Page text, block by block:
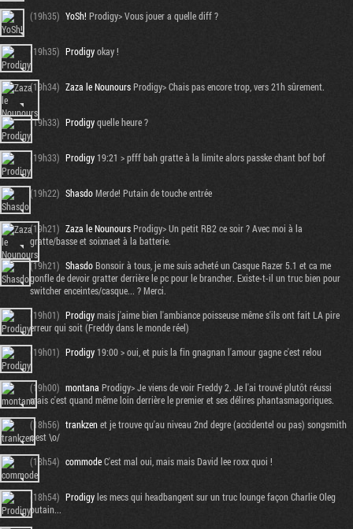
(19h35) YoSh! Prodigy> Vous jouer a quelle diff ?
(19h35) Prodigyokay !
(19h34) Zaza le NounoursProdigy> Chais pas encore trop, vers 21h sûrement.
(19h33) Prodigyquelle heure ?
(19h33) Prodigy19:21 > pfff bah gratte à la limite alors passke chant bof bof
(19h22) ShasdoMerde! Putain de touche entrée
(19h21) Zaza le NounoursProdigy> Un petit RB2 ce soir ? Avec moi à la
gratte/basse et soixnaet à la batterie.
(19h21) ShasdoBonsoir à tous, je me suis acheté un Casque Razer 5.1 et ca me
gonfle de devoir gratter derrière le pc pour le brancher. Existe-t-il un truc bien pour
switcher enceintes/casque... ? Merci.
(19h01) Prodigymais j'aime bien l'ambiance poisseuse même s'ils ont fait LA pire
erreur qui soit (Freddy dans le monde réel)
(19h01) Prodigy19:00 > oui, et puis la fin gnagnan l'amour gagne c'est relou
(19h00) montana Prodigy> Je viens de voir Freddy 2. Je l'ai trouvé plutôt réussi
mais c'est quand même loin derrière le premier et ses délires phantasmagoriques.
(18h56) trankzenet je trouve qu'au niveau 2nd degre (accidentel ou pas) songsmith
c'est \o/
(18h54) commodeC'est mal oui, mais mais David lee roxx quoi !
(18h54) Prodigyles mecs qui headbangent sur un truc lounge façon Charlie Oleg
putain...